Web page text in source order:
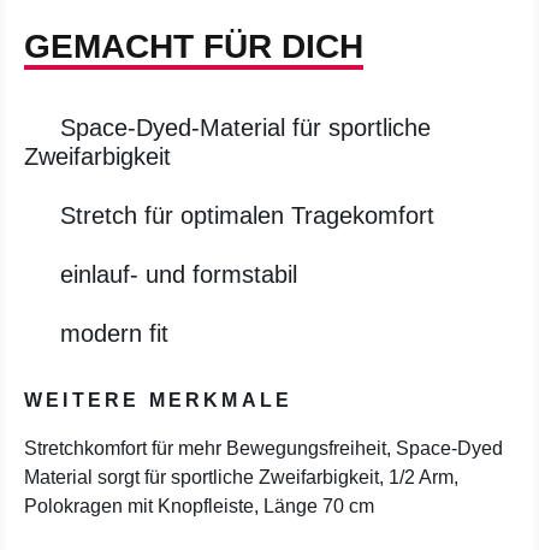
GEMACHT FÜR DICH
Space-Dyed-Material für sportliche
Zweifarbigkeit
Stretch für optimalen Tragekomfort
einlauf- und formstabil
modern fit
WEITERE MERKMALE
Stretchkomfort für mehr Bewegungsfreiheit, Space-Dyed
Material sorgt für sportliche Zweifarbigkeit, 1/2 Arm,
Polokragen mit Knopfleiste, Länge 70 cm